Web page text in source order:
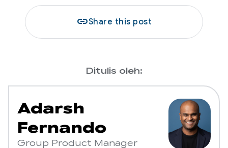
linkShare this post
Ditulis oleh:
Adarsh
Fernando
Group Product Manager